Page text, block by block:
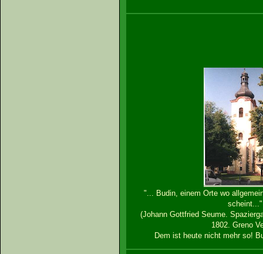
"... Budin, einem Orte wo
scheint..."
(Johann Gottfried Seume.
1802. Greno
Dem ist heute nicht mehr so!